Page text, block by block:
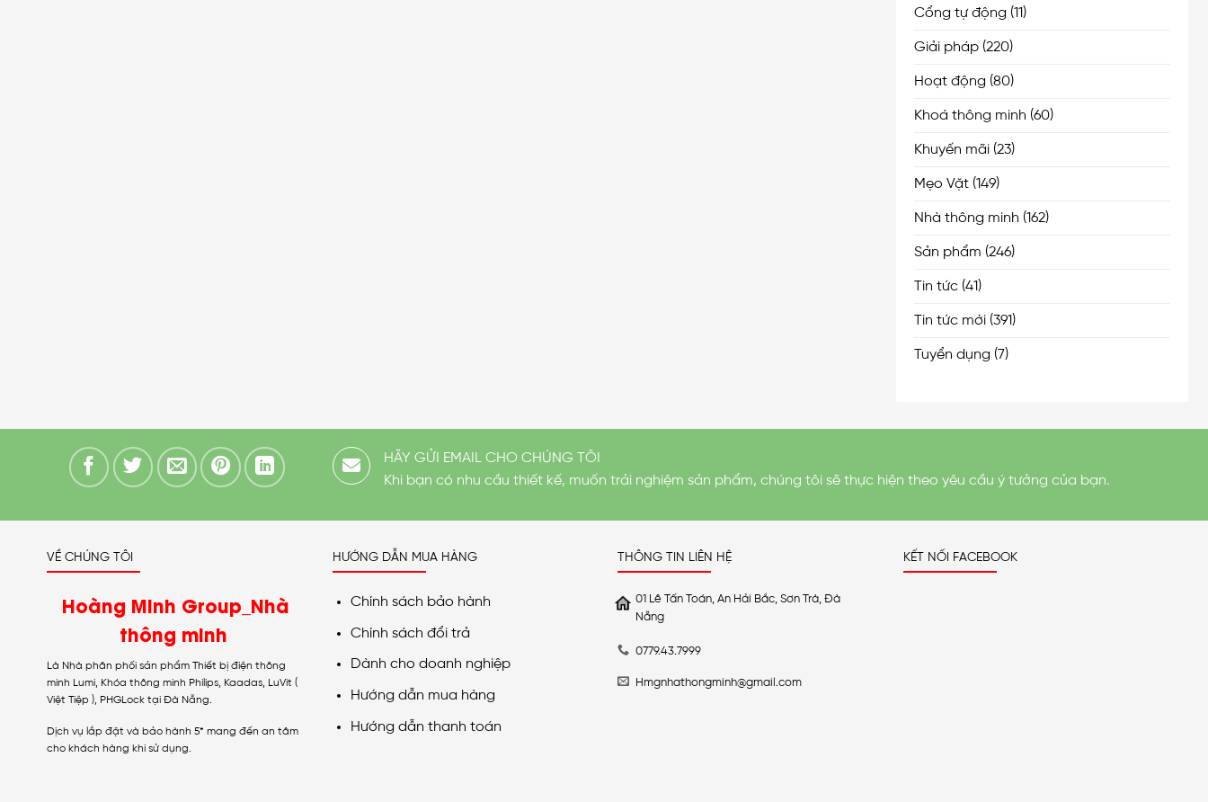
Cổng tự động (11)
Giải pháp (220)
Hoạt động (80)
Khoá thông minh (60)
Khuyến mãi (23)
Mẹo Vặt (149)
Nhà thông minh (162)
Sản phẩm (246)
Tin tức (41)
Tin tức mới (391)
Tuyển dụng (7)
HÃY GỬI EMAIL CHO CHÚNG TÔI
Khi bạn có nhu cầu thiết kế, muốn trải nghiệm sản phẩm, chúng tôi sẽ thực hiện theo yêu cầu ý tưởng của bạn.
VỀ CHÚNG TÔI
Hoàng Minh Group_Nhà
thông minh
Là Nhà phân phối sản phẩm Thiết bị điện thông
minh Lumi, Khóa thông minh Philips, Kaadas, LuVit (
Việt Tiệp ), PHGLock tại Đà Nẵng.
Dịch vụ lắp đặt và bảo hành 5* mang đến an tâm
cho khách hàng khi sử dụng.
HƯỚNG DẪN MUA HÀNG
Chính sách bảo hành
Chính sách đổi trả
Dành cho doanh nghiệp
Hướng dẫn mua hàng
Hướng dẫn thanh toán
THÔNG TIN LIÊN HỆ
01 Lê Tấn Toán, An Hải Bắc, Sơn Trà, Đà
Nẵng
0779.43.7999
Hmgnhathongminh@gmail.com
KẾT NỐI FACEBOOK